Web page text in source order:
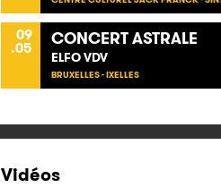
09
.05 CONCERT ASTRALE
ELFO VDV
BRUXELLES - IXELLES
Vidéos